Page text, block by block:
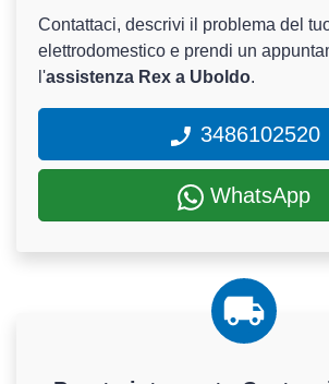
Contattaci, descrivi il problema del
elettrodomestico e prendi un
l'assistenza Rex a Uboldo.
3486102520
WhatsApp